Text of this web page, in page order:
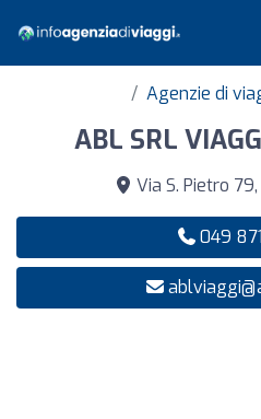
Agenzie di
ABL SRL
Via S. Pietro
049